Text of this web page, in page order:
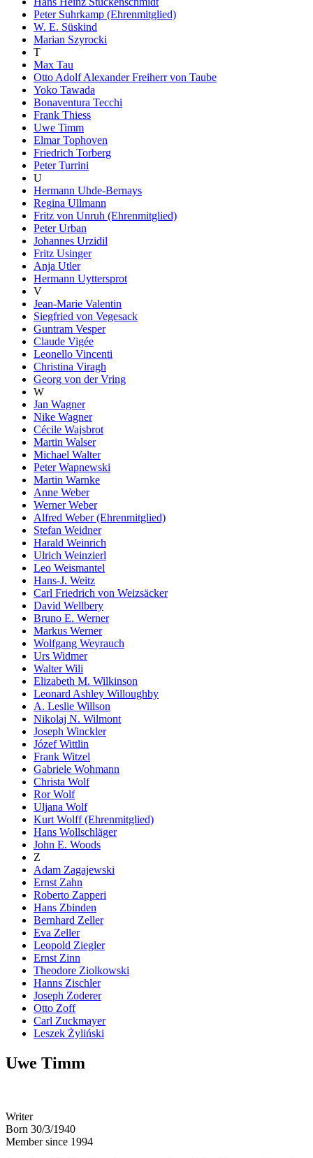
Peter Suhrkamp (Ehrenmitglied)
W. E. Süskind
Marian Szyrocki
T
Max Tau
Otto Adolf Alexander Freiherr von Taube
Yoko Tawada
Bonaventura Tecchi
Frank Thiess
Uwe Timm
Elmar Tophoven
Friedrich Torberg
Peter Turrini
U
Hermann Uhde-Bernays
Regina Ullmann
Fritz von Unruh (Ehrenmitglied)
Peter Urban
Johannes Urzidil
Fritz Usinger
Anja Utler
Hermann Uyttersprot
V
Jean-Marie Valentin
Siegfried von Vegesack
Guntram Vesper
Claude Vigée
Leonello Vincenti
Christina Viragh
Georg von der Vring
W
Jan Wagner
Nike Wagner
Cécile Wajsbrot
Martin Walser
Michael Walter
Peter Wapnewski
Martin Warnke
Anne Weber
Werner Weber
Alfred Weber (Ehrenmitglied)
Stefan Weidner
Harald Weinrich
Ulrich Weinzierl
Leo Weismantel
Hans-J. Weitz
Carl Friedrich von Weizsäcker
David Wellbery
Bruno E. Werner
Markus Werner
Wolfgang Weyrauch
Urs Widmer
Walter Wili
Elizabeth M. Wilkinson
Leonard Ashley Willoughby
A. Leslie Willson
Nikolaj N. Wilmont
Joseph Winckler
Józef Wittlin
Frank Witzel
Gabriele Wohmann
Christa Wolf
Ror Wolf
Uljana Wolf
Kurt Wolff (Ehrenmitglied)
Hans Wollschläger
John E. Woods
Z
Adam Zagajewski
Ernst Zahn
Roberto Zapperi
Hans Zbinden
Bernhard Zeller
Eva Zeller
Leopold Ziegler
Ernst Zinn
Theodore Ziolkowski
Hanns Zischler
Joseph Zoderer
Otto Zoff
Carl Zuckmayer
Leszek Żyliński
Uwe Timm
Writer
Born 30/3/1940
Member since 1994